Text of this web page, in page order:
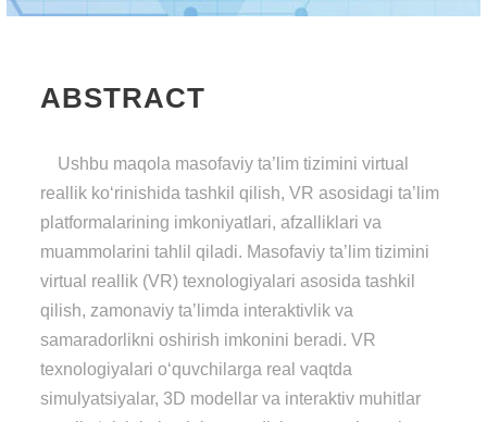
ABSTRACT
Ushbu maqola masofaviy ta’lim tizimini virtual
reallik ko‘rinishida tashkil qilish, VR asosidagi ta’lim
platformalarining imkoniyatlari, afzalliklari va
muammolarini tahlil qiladi. Masofaviy ta’lim tizimini
virtual reallik (VR) texnologiyalari asosida tashkil
qilish, zamonaviy ta’limda interaktivlik va
samaradorlikni oshirish imkonini beradi. VR
texnologiyalari o‘quvchilarga real vaqtda
simulyatsiyalar, 3D modellar va interaktiv muhitlar